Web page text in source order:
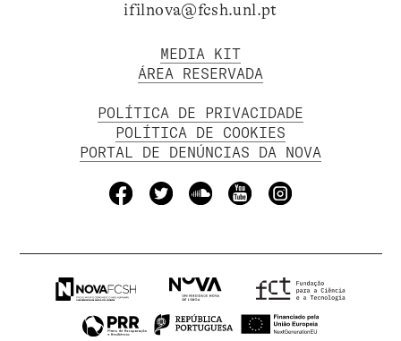
ifilnova@fcsh.unl.pt
MEDIA KIT
ÁREA RESERVADA
POLÍTICA DE PRIVACIDADE
POLÍTICA DE COOKIES
PORTAL DE DENÚNCIAS DA NOVA